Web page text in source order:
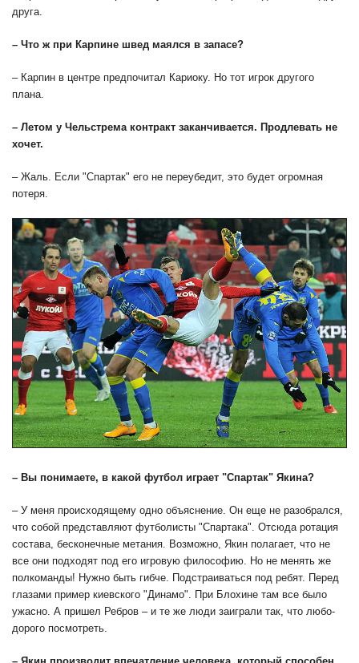
друга.
– Что ж при Карпине швед маялся в запасе?
– Карпин в центре предпочитал Кариоку. Но тот игрок другого
плана.
– Летом у Чельстрема контракт заканчивается. Продлевать не
хочет.
– Жаль. Если "Спартак" его не переубедит, это будет огромная
потеря.
– Вы понимаете, в какой футбол играет "Спартак" Якина?
– У меня происходящему одно объяснение. Он еще не разобрался,
что собой представляют футболисты "Спартака". Отсюда ротация
состава, бесконечные метания. Возможно, Якин полагает, что не
все они подходят под его игровую философию. Но не менять же
полкоманды! Нужно быть гибче. Подстраиваться под ребят. Перед
глазами пример киевского "Динамо". При Блохине там все было
ужасно. А пришел Ребров – и те же люди заиграли так, что любо-
дорого посмотреть.